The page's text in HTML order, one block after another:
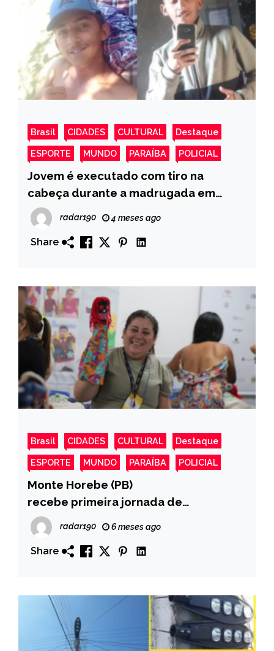
Brasil CIDADES CULTURAL Destaque
ESPORTE MUNDO PARAÍBA POLICIAL
Jovem é executado com tiro na
cabeça durante a madrugada em
Malta
radar190 4 meses ago
Share
Brasil CIDADES CULTURAL Destaque
ESPORTE MUNDO PARAÍBA POLICIAL
Monte Horebe (PB)
recebe primeira jornada de
formações 2026 do Instituto Brasil
Solidário, com participação de André
Neves
radar190 6 meses ago
Share